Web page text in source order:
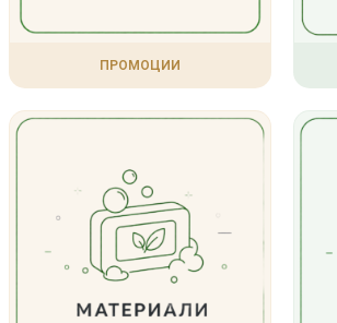
ПРОМОЦИИ